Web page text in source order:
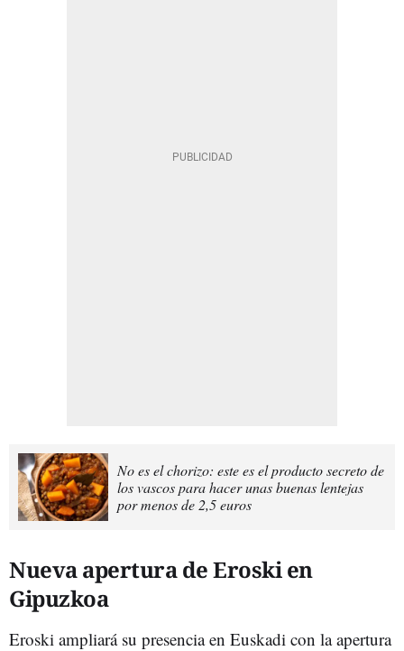
No es el chorizo: este es el producto secreto de
los vascos para hacer unas buenas lentejas
por menos de 2,5 euros
Nueva apertura de Eroski en
Gipuzkoa
Eroski ampliará su presencia en Euskadi con la apertura